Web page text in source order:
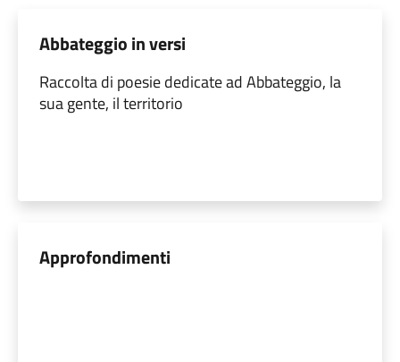
Abbateggio in versi
Raccolta di poesie dedicate ad Abbateggio, la
sua gente, il territorio
Approfondimenti